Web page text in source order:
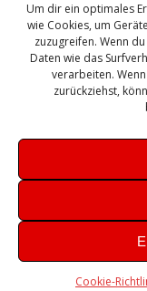
Um dir ein optimales
wie Cookies, um
zuzugreifen. Wenn
Daten wie das
verarbeiten.
zurückziehst,
Cookie-
Sanierung SBS
Sicherung
Update
VMWare